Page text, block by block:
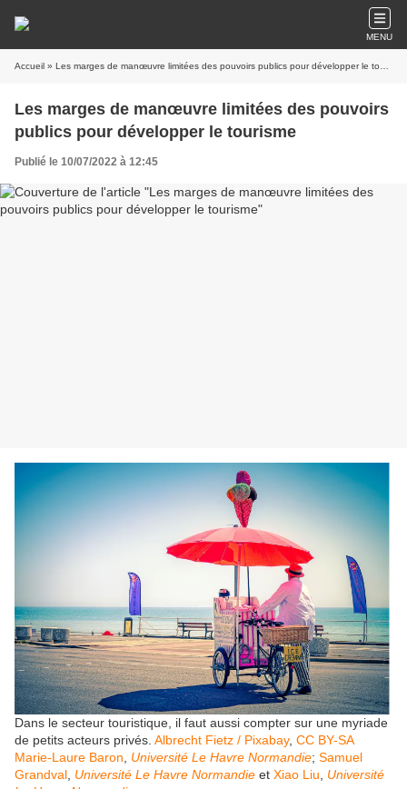
MENU
Accueil » Les marges de manœuvre limitées des pouvoirs publics pour développer le tourisme
Les marges de manœuvre limitées des pouvoirs
publics pour développer le tourisme
Publié le 10/07/2022 à 12:45
Dans le secteur touristique, il faut aussi compter sur une myriade
de petits acteurs privés. Albrecht Fietz / Pixabay, CC BY-SA
Marie-Laure Baron
Université Le Havre Normandie; Samuel
Grandval Université Le Havre Normandie et Xiao Liu
Université